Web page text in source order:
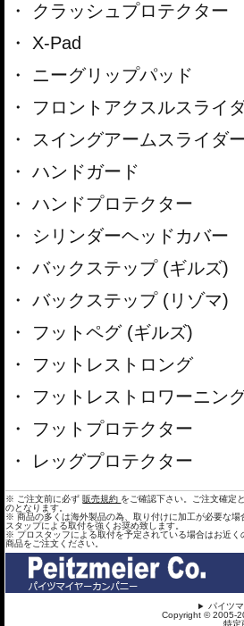
クラッシュプロテクター
X-Pad
ニーグリップパッド
フロントアクスルスライ
スイングアームスライダ
ハンドガード
ハンドプロテクター
シリンダーヘッドカバー
バックステップ (ギルズ)
バックステップ (リゾマ)
フットペグ (ギルズ)
フットレストロング
フットレストロワーニン
フットプロテクター
レッグプロテクター
※ ご注文前に必ず販売規約 をご確認下さい。ご注文確定
のとなります。
※ 商品の多くは海外製品の為、取り付けに加工が必要な場
スタップによる取付を強くお奨め致します。
※ プロスタッフによる取付を予定されている場合はお近
商品をご注文ください。
パイツ
Copyright © 2005-
特定